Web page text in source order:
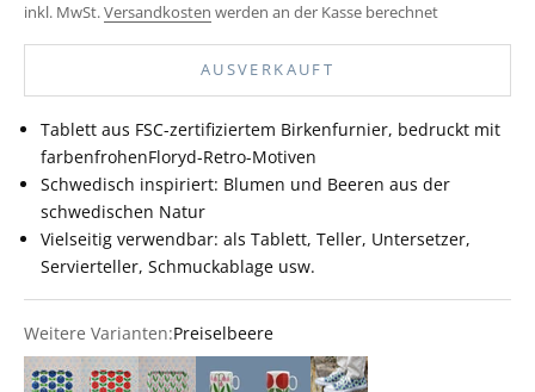
inkl. MwSt.Versandkosten werden an der Kasse berechnet
AUSVERKAUFT
Tablett aus FSC-zertifiziertem Birkenfurnier, bedruckt mit
farbenfrohenFloryd-Retro-Motiven
Schwedisch inspiriert: Blumen und Beeren aus der
schwedischen Natur
Vielseitig verwendbar: als Tablett, Teller, Untersetzer,
Servierteller, Schmuckablage usw.
Weitere Varianten:Preiselbeere
BlaubeerePreiselbeere
Linnea